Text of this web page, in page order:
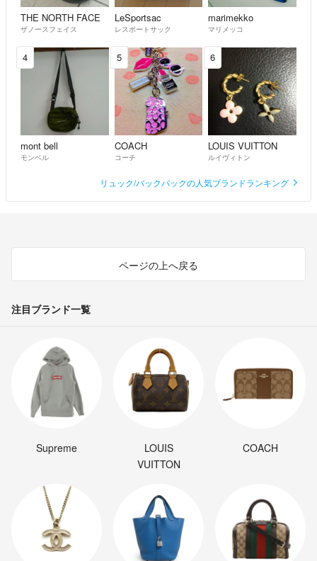
THE NORTH FACE
ザノースフェイス
LeSportsac
レスポートサック
marimekko
マリメッコ
4
mont bell
モンベル
5
COACH
コーチ
6
LOUIS VUITTON
ルイヴィトン
リュック/バックパックの人気ブランドランキング
ページの上へ戻る
注目ブランド一覧
Supreme
LOUIS
VUITTON
COACH